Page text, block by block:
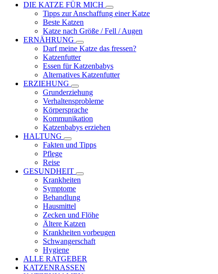
DIE KATZE FÜR MICH
Tipps zur Anschaffung einer Katze
Beste Katzen
Katze nach Größe / Fell / Augen
ERNÄHRUNG
Darf meine Katze das fressen?
Katzenfutter
Essen für Katzenbabys
Alternatives Katzenfutter
ERZIEHUNG
Grunderziehung
Verhaltensprobleme
Körpersprache
Kommunikation
Katzenbabys erziehen
HALTUNG
Fakten und Tipps
Pflege
Reise
GESUNDHEIT
Krankheiten
Symptome
Behandlung
Hausmittel
Zecken und Flöhe
Ältere Katzen
Krankheiten vorbeugen
Schwangerschaft
Hygiene
ALLE RATGEBER
KATZENRASSEN